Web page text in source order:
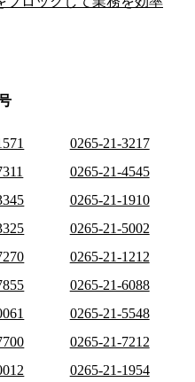
0265-21-3217
0265-21-4545
0265-21-1910
0265-21-5002
0265-21-1212
0265-21-6088
0265-21-5548
0265-21-7212
0265-21-1954